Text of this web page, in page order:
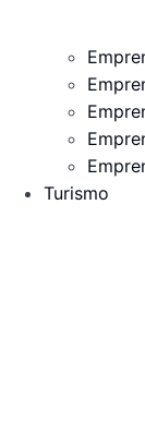
Turismo